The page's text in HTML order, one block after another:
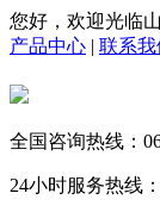
您好，欢迎光临
产品中心 | 联系我
全国咨询热线：
24小时服务热线：